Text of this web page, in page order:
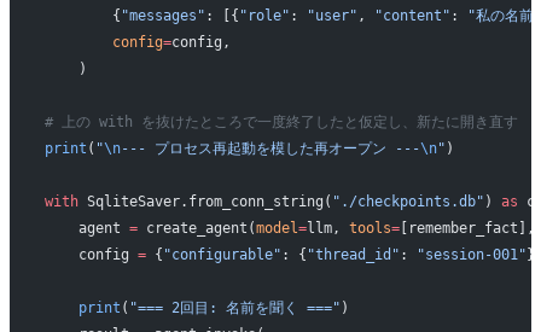
        {
"messages" : [{ "role" : "user" , "content" :
"私の名
        config
=config,
    )
# 上の with を抜けたところで一度終了したと仮定し、新たに開き直す
print ( "\n--- プロセス再起動を模した再オープン ---\n" )
with SqliteSaver.from_conn_string( "./checkpoints.db" ) as
    agent
= create_agent(model=llm, tools=
    config
= { "configurable" : { "thread_id" : "session-001"
    print
( "=== 2回目: 名前を聞く ===" )